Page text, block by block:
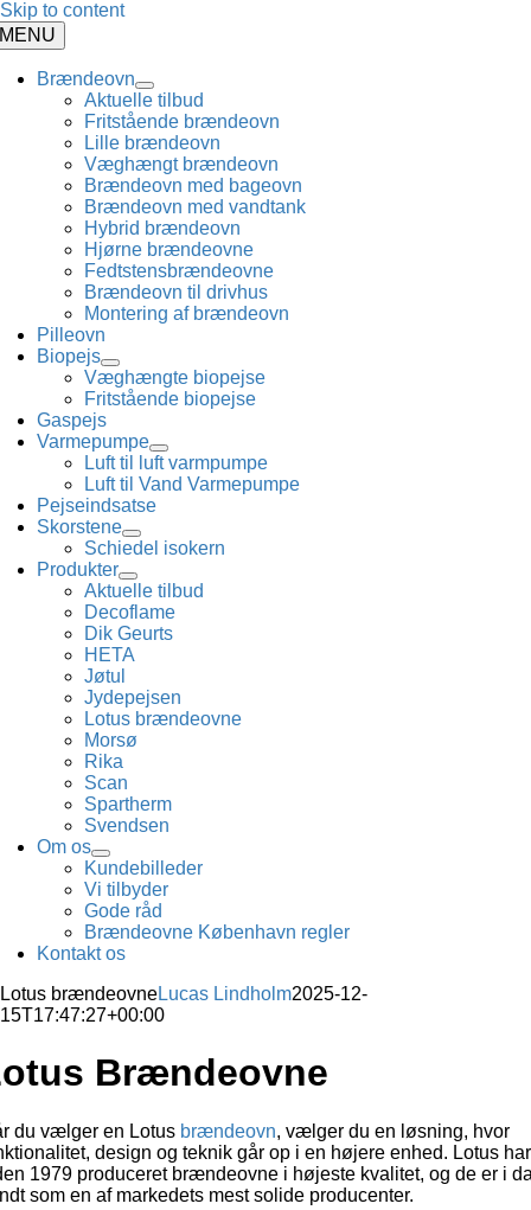
Skip to content
MENU
Brændeovn
Aktuelle tilbud
Fritstående brændeovn
Lille brændeovn
Væghængt brændeovn
Brændeovn med bageovn
Brændeovn med vandtank
Hybrid brændeovn
Hjørne brændeovne
Fedtstensbrændeovne
Brændeovn til drivhus
Montering af brændeovn
Pilleovn
Biopejs
Væghængte biopejse
Fritstående biopejse
Gaspejs
Varmepumpe
Luft til luft varmpumpe
Luft til Vand Varmepumpe
Pejseindsatse
Skorstene
Schiedel isokern
Produkter
Aktuelle tilbud
Decoflame
Dik Geurts
HETA
Jøtul
Jydepejsen
Lotus brændeovne
Morsø
Rika
Scan
Spartherm
Svendsen
Om os
Kundebilleder
Vi tilbyder
Gode råd
Brændeovne København regler
Kontakt os
Lotus brændeovneLucas Lindholm2025-12-
15T17:47:27+00:00
Brændeovne
du vælger en Lotus brændeovn, vælger du en løsning, hvor
design og teknik går op i en højere enhed. Lotus har
1979 produceret brændeovne i højeste kvalitet, og de er i
som en af markedets mest solide producenter.